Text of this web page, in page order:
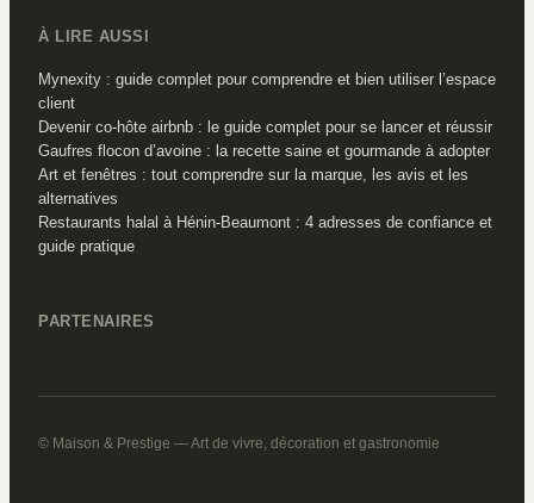
À LIRE AUSSI
Mynexity : guide complet pour comprendre et bien utiliser l’espace
client
Devenir co-hôte airbnb : le guide complet pour se lancer et réussir
Gaufres flocon d’avoine : la recette saine et gourmande à adopter
Art et fenêtres : tout comprendre sur la marque, les avis et les
alternatives
Restaurants halal à Hénin-Beaumont : 4 adresses de confiance et
guide pratique
PARTENAIRES
© Maison & Prestige — Art de vivre, décoration et gastronomie